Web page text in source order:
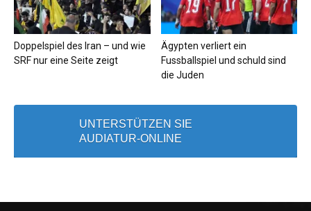
Doppelspiel des Iran – und wie
SRF nur eine Seite zeigt
Ägypten verliert ein
Fussballspiel und schuld sind
die Juden
UNTERSTÜTZEN SIE
AUDIATUR-ONLINE